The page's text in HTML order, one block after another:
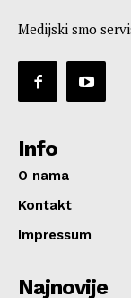
Medijski smo
Info
O nama
Kontakt
Impressum
Najnovije